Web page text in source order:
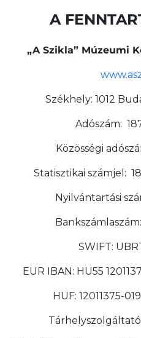
A
„A Szikla” Múzeumi
Székhely: 1012
Adószám:
Közösségi
Statisztikai számjel:
Nyilvántartási
SWIFT:
EUR IBAN: HU55
HUF: 12011375-